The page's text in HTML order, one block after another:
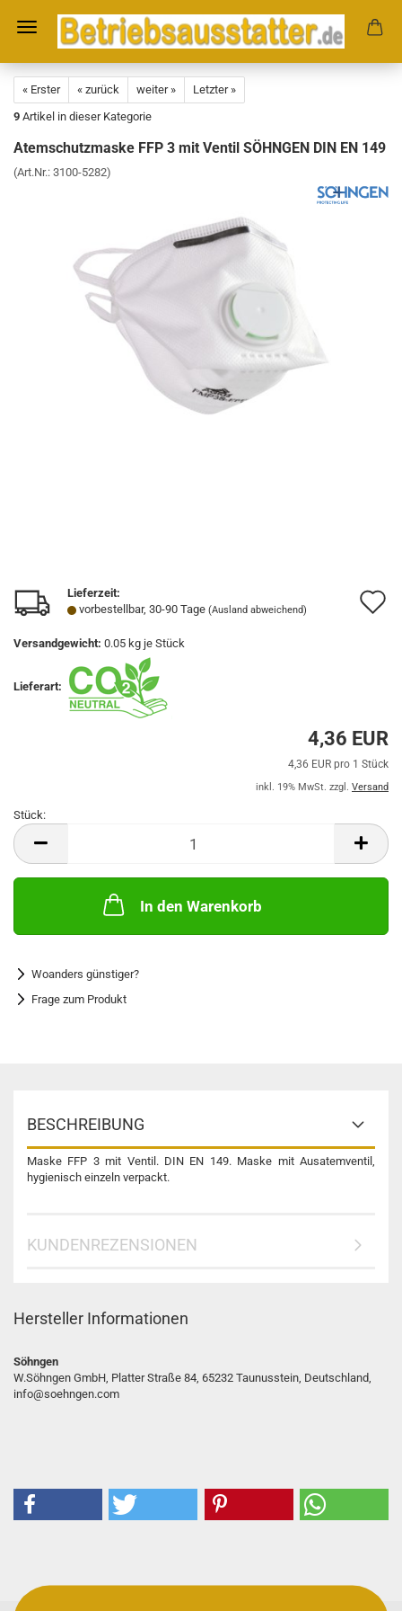
« Erster « zurück weiter »
Letzter »
9 Artikel in dieser Kategorie
Atemschutzmaske FFP 3 mit Ventil SÖHNGEN DIN EN 149
(Art.Nr.: 3100-5282)
Lieferzeit:
vorbestellbar, 30-90 Tage (Ausland abweichend)
Versandgewicht: 0.05 kg je Stück
Lieferart:
4,36 EUR
4,36 EUR pro 1 Stück
inkl. 19% MwSt. zzgl. Versand
Stück:
Stück
In den Warenkorb
Woanders günstiger?
Frage zum Produkt
BESCHREIBUNG
Maske FFP 3 mit Ventil. DIN EN 149. Maske mit Ausatemventil,
hygienisch einzeln verpackt.
KUNDENREZENSIONEN
Hersteller Informationen
Söhngen
W.Söhngen GmbH, Platter Straße 84, 65232 Taunusstein, Deutschland,
info@soehngen.com